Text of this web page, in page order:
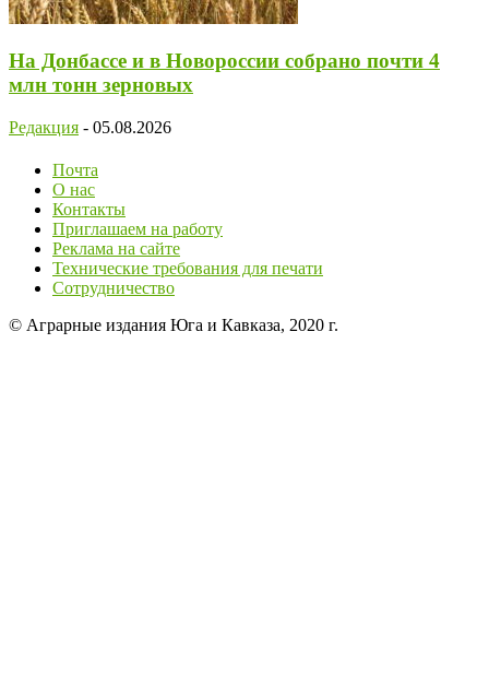
На Донбассе и в Новороссии собрано почти 4
млн тонн зерновых
Редакция - 05.08.2026
Почта
О нас
Контакты
Приглашаем на работу
Реклама на сайте
Технические требования для печати
Сотрудничество
© Аграрные издания Юга и Кавказа, 2020 г.